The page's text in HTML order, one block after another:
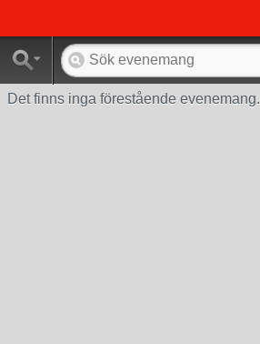
Det finns inga förestående evenemang.